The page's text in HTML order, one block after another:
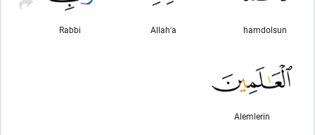
hamdolsun
Allah'a
Rabbi
Alemlerin